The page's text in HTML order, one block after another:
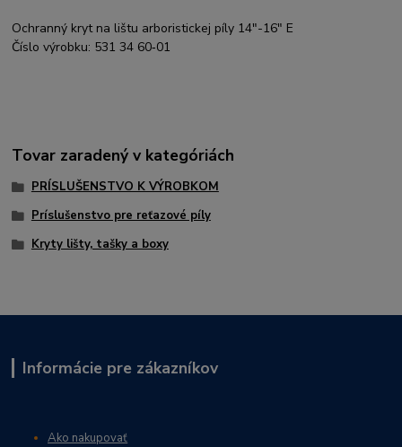
Ochranný kryt na lištu arboristickej píly 14"-16" E
Číslo výrobku: 531 34 60‑01
Tovar zaradený v kategóriách
PRÍSLUŠENSTVO K VÝROBKOM
Príslušenstvo pre reťazové píly
Kryty lišty, tašky a boxy
Informácie pre zákazníkov
Ako nakupovať